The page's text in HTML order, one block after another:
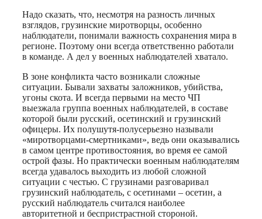
Надо сказать, что, несмотря на разность личных
взглядов, грузинские миротворцы, особенно
наблюдатели, понимали важность сохранения мира в
регионе. Поэтому они всегда ответственно работали
в команде. А дел у военных наблюдателей хватало.
В зоне конфликта часто возникали сложные
ситуации. Бывали захваты заложников, убийства,
угоны скота. И всегда первыми на место ЧП
выезжала группа военных наблюдателей, в составе
которой были русский, осетинский и грузинский
офицеры. Их полушутя-полусерьезно называли
«миротворцами-смертниками», ведь они оказывались
в самом центре противостояния, во время ее самой
острой фазы. Но практически военным наблюдателям
всегда удавалось выходить из любой сложной
ситуации с честью. С грузинами разговаривал
грузинский наблюдатель, с осетинами – осетин, а
русский наблюдатель считался наиболее
авторитетной и беспристрастной стороной.